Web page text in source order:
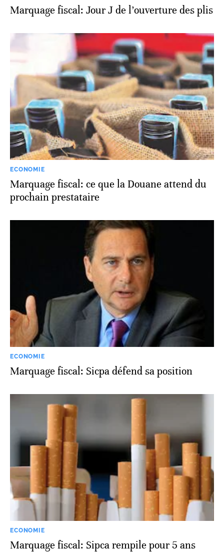
Marquage fiscal: Jour J de l’ouverture des plis
ECONOMIE
Marquage fiscal: ce que la Douane attend du
prochain prestataire
ECONOMIE
Marquage fiscal: Sicpa défend sa position
ECONOMIE
Marquage fiscal: Sipca rempile pour 5 ans